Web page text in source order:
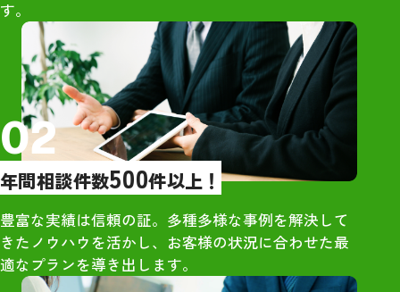
橋さんを選びましたが、間違い
なかったと今では確信していま
す。お世話になり大変ありがと
うございました。
・大手は営業が
象だったが、グ
グさんは営業的
し
・大手からもオ
が、最も高額だ
ンハウジングさ
す。
02
年間相談件数500件以上！
豊富な実績は信頼の証。多種多様な事例を解決して
きたノウハウを活かし、お客様の状況に合わせた最
適なプランを導き出します。